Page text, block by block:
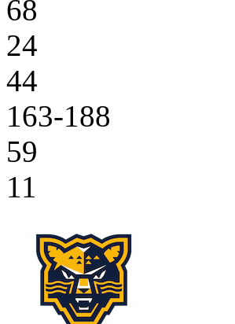
68
24
44
163-188
59
11